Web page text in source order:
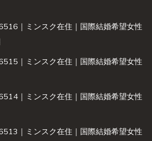
｜ミンスク在住｜国際結婚希望女性
｜ミンスク在住｜国際結婚希望女性
｜ミンスク在住｜国際結婚希望女性
｜ミンスク在住｜国際結婚希望女性